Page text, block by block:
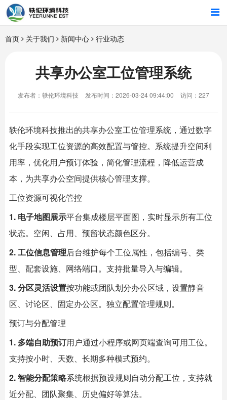
首页
行业解决方案
智能硬件
关于我们
首页 关于我们 新闻中心 行业动态
共享办公室工位管理系统
发布者：轶伦环境科技 发布时间：2026-03-24 09:44:00 访问：227
轶伦环境科技推出的共享办公室工位管理系统，通过数字
化手段实现工位资源的高效配置与管控。系统提升空间利
用率，优化用户预订体验，简化管理流程，降低运营成
本，为共享办公空间提供核心管理支撑。
工位资源可视化管控
1. 电子地图展示平台集成楼层平面图，实时显示所有工位
状态。空闲、占用、预留状态颜色区分。
2. 工位信息管理后台维护每个工位属性，包括编号、类
型、配套设施、网络端口。支持批量导入与编辑。
3. 分区灵活设置按功能或团队划分办公区域，设置静音
区、讨论区、固定办公区。独立配置管理规则。
预订与分配管理
1. 多端自助预订用户通过小程序或网页端查询可用工位。
支持按小时、天数、长期多种模式预约。
2. 智能分配策略系统根据预设规则自动分配工位，支持就
近分配、团队聚集、历史偏好等算法。